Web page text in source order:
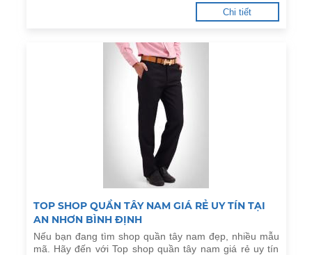
Chi tiết
TOP SHOP QUẦN TÂY NAM GIÁ RẺ UY TÍN TẠI
AN NHƠN BÌNH ĐỊNH
Nếu bạn đang tìm shop quần tây nam đẹp, nhiều mẫu
mã. Hãy đến với Top shop quần tây nam giá rẻ uy tín